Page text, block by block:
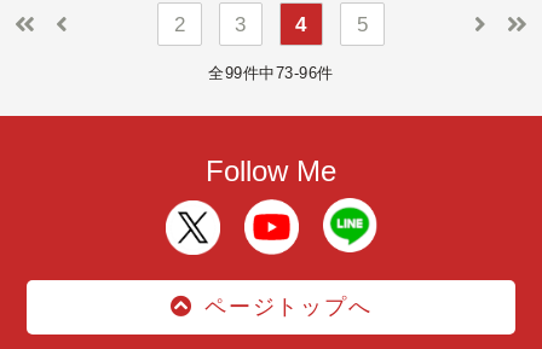
2 3 4 5
全99件中73-96件
Follow Me
ページトップへ